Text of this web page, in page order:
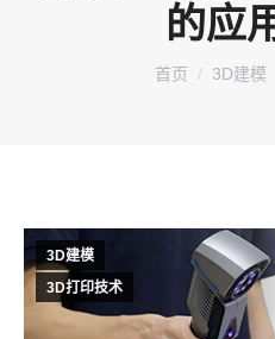
的应
您在这里：
首页 3D建模
3D建模
3D打印技术